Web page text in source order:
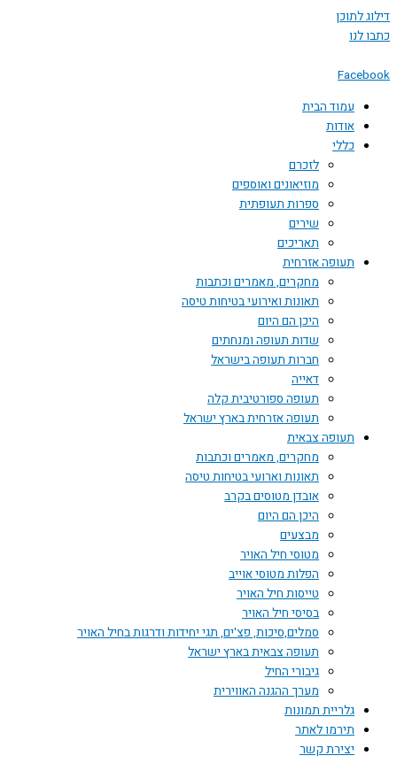
לתוכן
לנו
עמוד הבית
אודות
כללי
לזכרם
מוזיאונים ואוספים
ספרות תעופתית
שירים
תאריכים
תעופה אזרחית
מחקרים, מאמרים וכתבות
תאונות ואירועי בטיחות טיסה
היכן הם היום
שדות תעופה ומנחתים
חברות תעופה בישראל
דאייה
תעופה ספורטיבית קלה
תעופה אזרחית בארץ ישראל
תעופה צבאית
מחקרים, מאמרים וכתבות
תאונות וארועי בטיחות טיסה
אובדן מטוסים בקרב
היכן הם היום
מבצעים
מטוסי חיל האויר
הפלות מטוסי אוייב
טייסות חיל האויר
בסיסי חיל האויר
סמלים,סיכות, פצ'ים, תגי יחידות ודרגות בחיל האויר
תעופה צבאית בארץ ישראל
גיבורי החיל
מערך ההגנה האווירית
גלריית תמונות
תירמו לאתר
יצירת קשר